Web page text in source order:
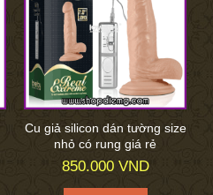
Cu giả silicon dán tường size
nhỏ có rung giá rẻ
850.000 VND